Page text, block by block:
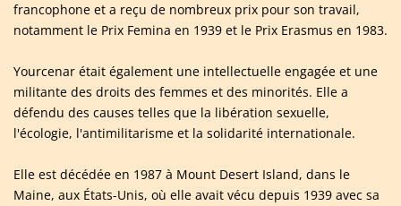
francophone et a reçu de nombreux prix pour son travail,
notamment le Prix Femina en 1939 et le Prix Erasmus en 1983.
Yourcenar était également une intellectuelle engagée et une
militante des droits des femmes et des minorités. Elle a
défendu des causes telles que la libération sexuelle,
l'écologie, l'antimilitarisme et la solidarité internationale.
Elle est décédée en 1987 à Mount Desert Island, dans le
Maine, aux États-Unis, où elle avait vécu depuis 1939 avec sa